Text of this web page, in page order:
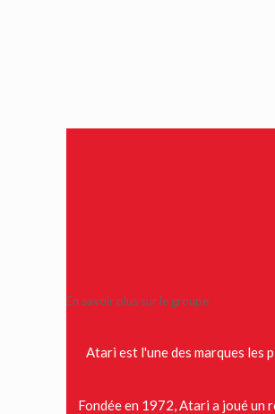
En savoir plus sur le groupe
Atari est l'une des marques les
Fondée en 1972, Atari a joué un